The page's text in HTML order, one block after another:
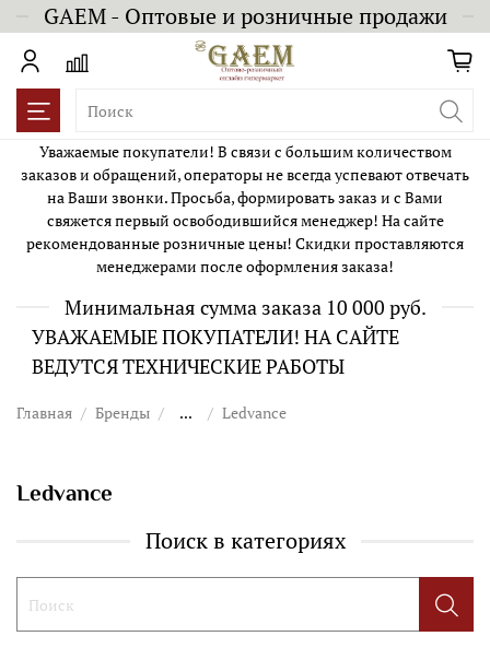
GAEM - Оптовые и розничные продажи
Уважаемые покупатели! В связи с большим количеством
заказов и обращений, операторы не всегда успевают отвечать
на Ваши звонки. Просьба, формировать заказ и с Вами
свяжется первый освободившийся менеджер! На сайте
рекомендованные розничные цены! Скидки проставляются
менеджерами после оформления заказа!
Минимальная сумма заказа 10 000 руб.
УВАЖАЕМЫЕ ПОКУПАТЕЛИ! НА САЙТЕ
ВЕДУТСЯ ТЕХНИЧЕСКИЕ РАБОТЫ
Главная Бренды ... Ledvance
Ledvance
Поиск в категориях